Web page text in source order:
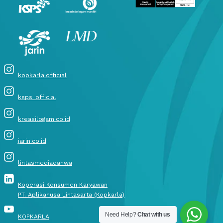
kopkarla.official
ksps_official
kreasilogam.co.id
jarin.co.id
lintasmediadanwa
Koperasi Konsumen Karyawan
PT. Aplikanusa Lintasarta (Kopkarla)
KOPKARLA Need Help?Chat with us